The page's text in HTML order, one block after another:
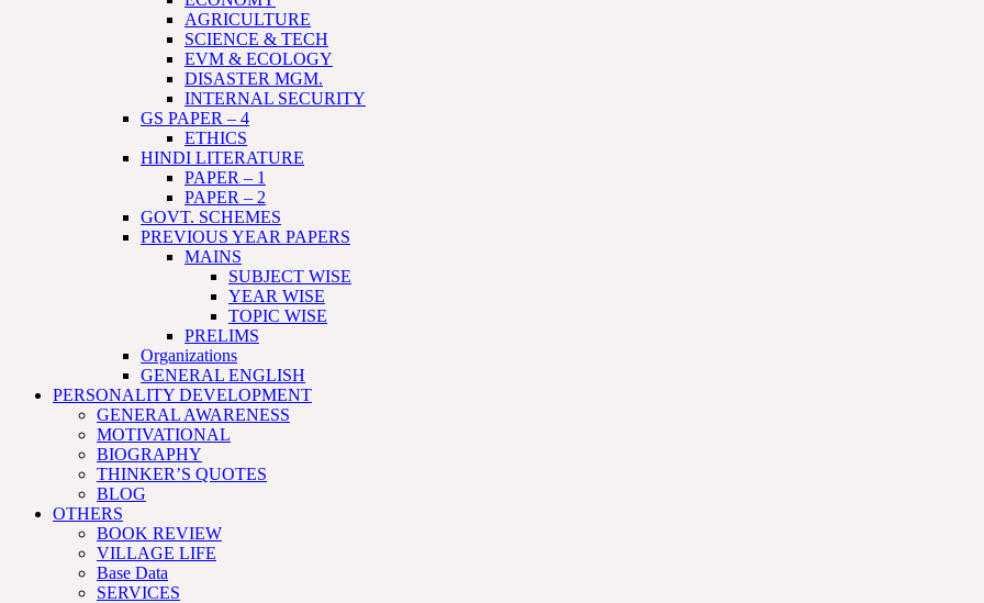
AGRICULTURE
SCIENCE & TECH
EVM & ECOLOGY
DISASTER MGM.
INTERNAL SECURITY
GS PAPER – 4
ETHICS
HINDI LITERATURE
PAPER – 1
PAPER – 2
GOVT. SCHEMES
PREVIOUS YEAR PAPERS
MAINS
SUBJECT WISE
YEAR WISE
TOPIC WISE
PRELIMS
Organizations
GENERAL ENGLISH
PERSONALITY DEVELOPMENT
GENERAL AWARENESS
MOTIVATIONAL
BIOGRAPHY
THINKER’S QUOTES
BLOG
OTHERS
BOOK REVIEW
VILLAGE LIFE
Base Data
SERVICES